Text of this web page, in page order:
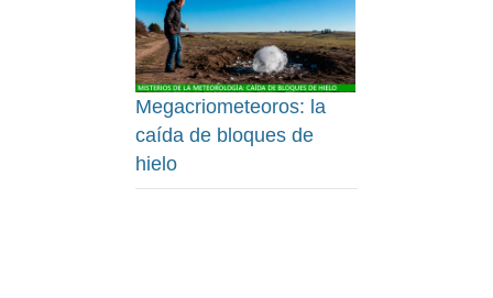
Megacriometeoros: la
caída de bloques de
hielo